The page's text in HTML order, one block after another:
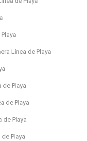
Línea de Playa
de Playa
de Playa
de Playa
Playa